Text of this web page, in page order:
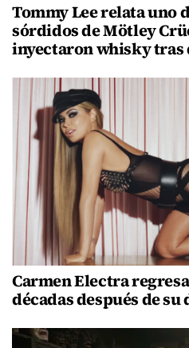
Tommy Lee relata uno
sórdidos de Mötley
inyectaron whisky tras
Carmen Electra
décadas después de